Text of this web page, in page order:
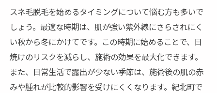
スネ毛脱毛を始めるタイミングについて悩む方も多いで
しょう。最適な時期は、肌が強い紫外線にさらされにく
い秋から冬にかけてです。この時期に始めることで、日
焼けのリスクを減らし、施術の効果を最大化できます。
また、日常生活で露出が少ない季節は、施術後の肌の赤
みや腫れが比較的影響を受けにくくなります。紀北町で